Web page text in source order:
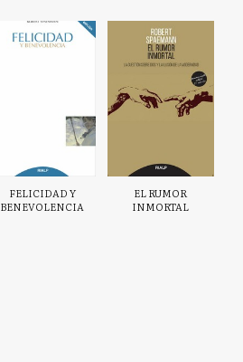
FELICIDAD Y
BENEVOLENCIA
EL RUMOR
INMORTAL